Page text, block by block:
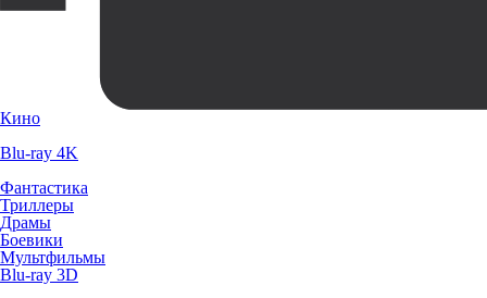
Кино
Blu-ray 4K
Фантастика
Триллеры
Драмы
Боевики
Мультфильмы
Blu-ray 3D